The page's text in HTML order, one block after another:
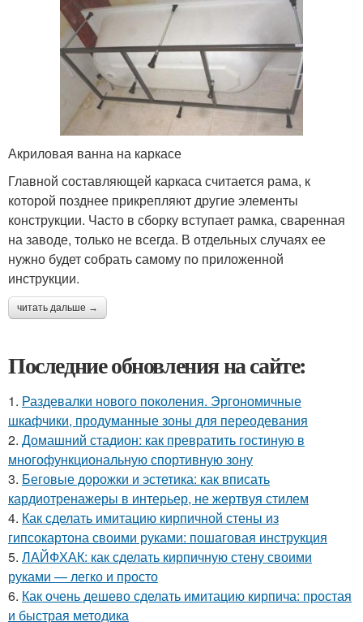
Акриловая ванна на каркасе
Главной составляющей каркаса считается рама, к
которой позднее прикрепляют другие элементы
конструкции. Часто в сборку вступает рамка, сваренная
на заводе, только не всегда. В отдельных случаях ее
нужно будет собрать самому по приложенной
инструкции.
читать дальше →
Последние обновления на сайте:
1. Раздевалки нового поколения. Эргономичные
шкафчики, продуманные зоны для переодевания
2. Домашний стадион: как превратить гостиную в
многофункциональную спортивную зону
3. Беговые дорожки и эстетика: как вписать
кардиотренажеры в интерьер, не жертвуя стилем
4. Как сделать имитацию кирпичной стены из
гипсокартона своими руками: пошаговая инструкция
5. ЛАЙФХАК: как сделать кирпичную стену своими
руками — легко и просто
6. Как очень дешево сделать имитацию кирпича: простая
и быстрая методика